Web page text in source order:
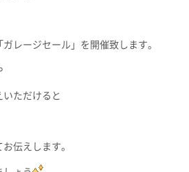
レージセール」を開催致します。
ただけると
伝えします。